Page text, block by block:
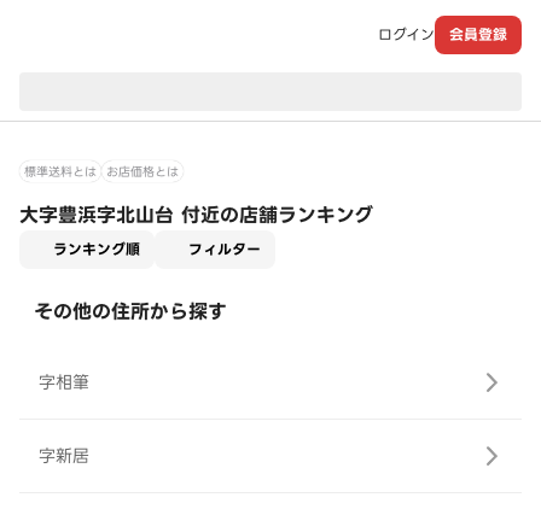
ログイン 会員登録
標準送料とは お店価格とは
大字豊浜字北山台 付近の店舗ランキング
ランキング順 フィルター
その他の住所から探す
字相筆
字新居